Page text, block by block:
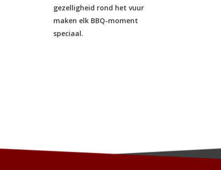
gezelligheid rond het vuur
maken elk BBQ-moment
speciaal.